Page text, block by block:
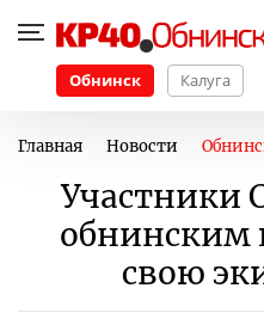
Обнинск Калуга
Главная Новости
Участники
обнинским
свою